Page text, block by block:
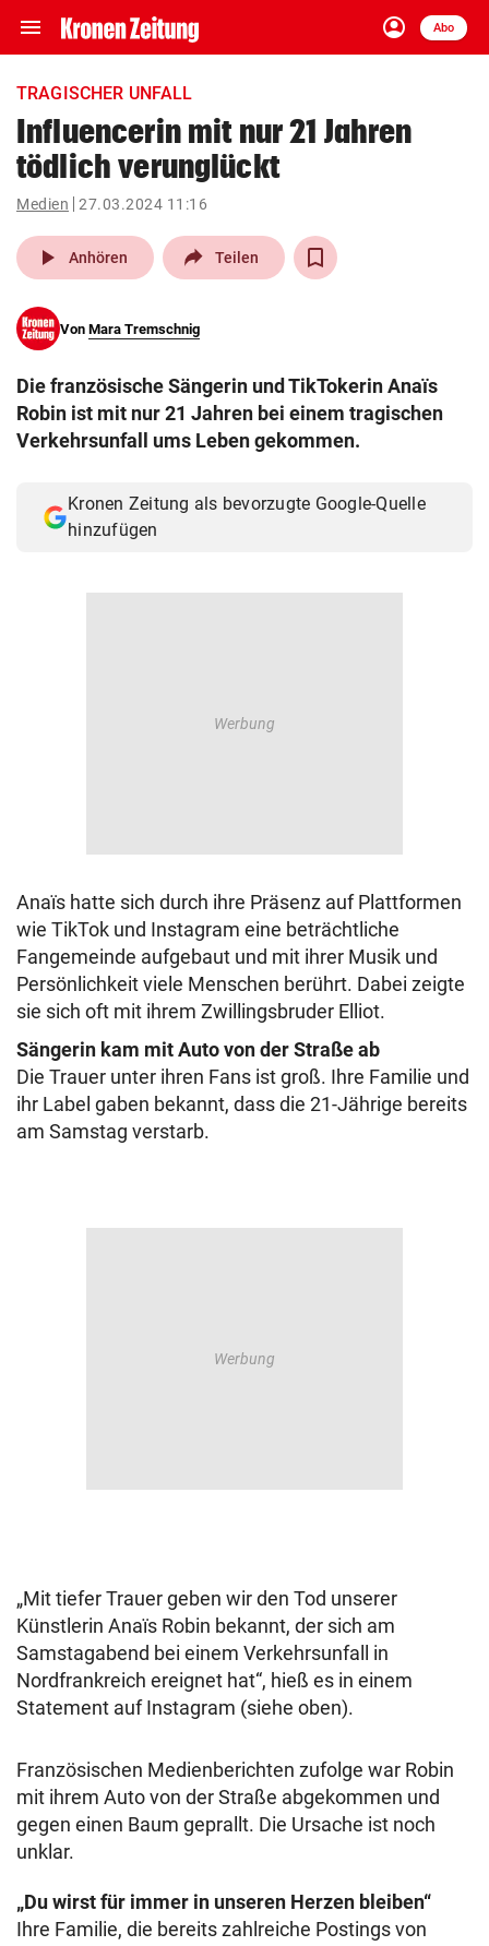
menu Navigation
ein-/ausklappen
account_circle
Anmelden
Abo
close Schließen
account_circle Anmelden
pin_drop
Wien arrow_right
search
eingeben
© Krone Multimedia GmbH & Co KG 2026
Muthgasse 2, 1190 Wien
TRAGISCHER UNFALL
Influencerin mit nur 21 Jahren
tödlich verunglückt
Medien 27.03.2024 11:16
play_arrow Anhören Teilen
Von Mara Tremschnig
Die französische Sängerin und TikTokerin Anaïs
Robin ist mit nur 21 Jahren bei einem tragischen
Verkehrsunfall ums Leben gekommen.
Kronen Zeitung als bevorzugte Google-Quelle
hinzufügen
Anaïs hatte sich durch ihre Präsenz auf Plattformen
wie TikTok und Instagram eine beträchtliche
Fangemeinde aufgebaut und mit ihrer Musik und
Persönlichkeit viele Menschen berührt. Dabei zeigte
sie sich oft mit ihrem Zwillingsbruder Elliot.
Sängerin kam mit Auto von der Straße ab
Die Trauer unter ihren Fans ist groß. Ihre Familie und
ihr Label gaben bekannt, dass die 21-Jährige bereits
am Samstag verstarb.
„Mit tiefer Trauer geben wir den Tod unserer
Künstlerin Anaïs Robin bekannt, der sich am
Samstagabend bei einem Verkehrsunfall in
Nordfrankreich ereignet hat“, hieß es in einem
Statement auf Instagram (siehe oben).
Französischen Medienberichten zufolge war Robin
mit ihrem Auto von der Straße abgekommen und
gegen einen Baum geprallt. Die Ursache ist noch
unklar.
„Du wirst für immer in unseren Herzen bleiben“
Ihre Familie, die bereits zahlreiche Postings von